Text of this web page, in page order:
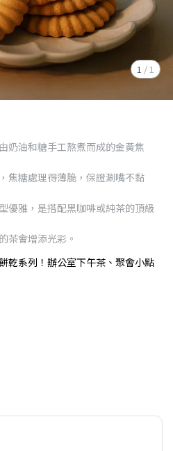
1 / 1
奶油和糖手工熬煮而成的金黃焦
焦糖處理得薄脆，保證涮嘴不黏
優雅，是搭配黑咖啡或純茶的頂級
茶會增添光彩。
乾系列！辦公室下午茶、聚會小點